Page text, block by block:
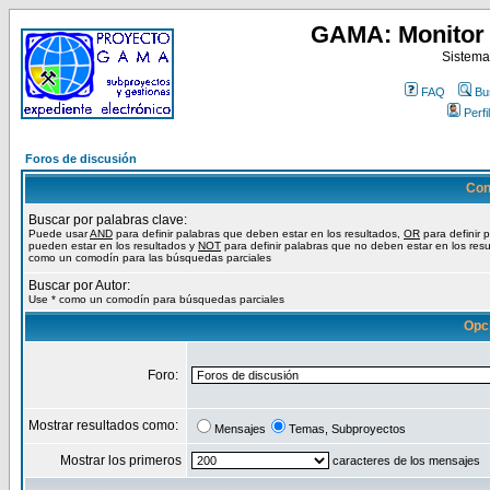
GAMA:
FAQ
Perfil
Foros de discusión
Buscar por palabras clave:
Puede usarAND para definir palabras que deben estar en los resultados, OR para definir
pueden estar en los resultados y NOT para definir palabras que no deben estar en los
como un comodín para las búsquedas parciales
Buscar por Autor:
Use * como un comodín para búsquedas parciales
Foro:
Mostrar resultados como: Mensajes Temas, Subproyectos
Mostrar los primeros caracteres de los mensajes